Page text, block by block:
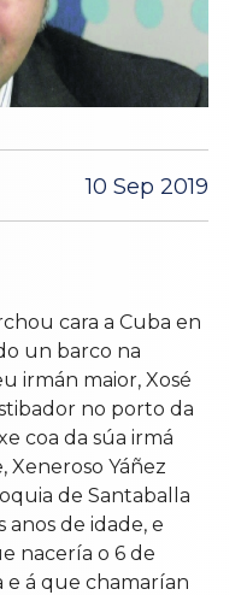
10 Sep 2019
cara a Cuba en
un barco na
irmán maior, Xosé
no porto da
coa da súa irmá
Xeneroso Yáñez
de Santaballa
de idade, e
nacería o 6 de
e á que chamarían